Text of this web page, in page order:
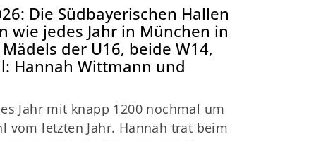
Die Südbayerischen Hallen
wie jedes Jahr in München in
der U16, beide W14,
Hannah Wittmann und
Jahr mit knapp 1200 nochmal um
vom letzten Jahr. Hannah trat beim